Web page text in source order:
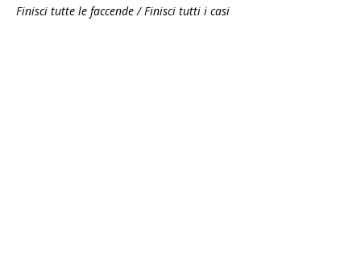
Finisci tutte le faccende / Finisci tutti i casi